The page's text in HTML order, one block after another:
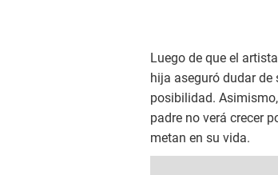
Luego de que el
hija aseguró dudar de
posibilidad.
padre no verá crecer
metan en su vida.